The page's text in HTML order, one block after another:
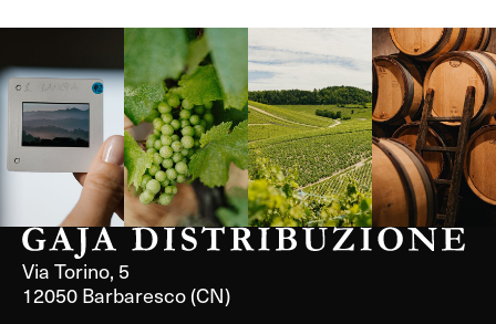
Langa, 1977 Borgogna,
Francia
Borgogna,
Francia
Instagram
Via Torino, 5
12050 Barbaresco (CN)